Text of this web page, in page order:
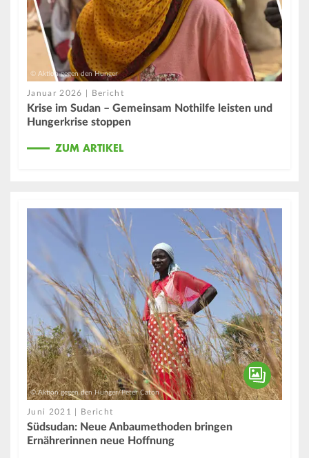
© Aktion gegen den Hunger
Januar 2026 | Bericht
Krise im Sudan – Gemeinsam Nothilfe leisten und
Hungerkrise stoppen
ZUM ARTIKEL
© Aktion gegen den Hunger/Peter Caton
Juni 2021 | Bericht
Südsudan: Neue Anbaumethoden bringen
Ernährerinnen neue Hoffnung